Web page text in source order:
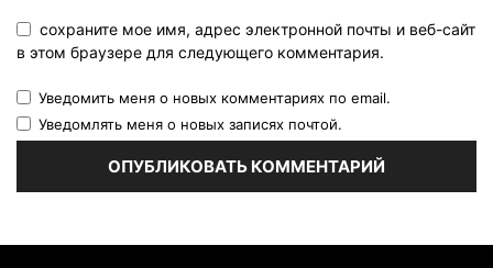
сохраните мое имя, адрес электронной почты и веб-сайт
в этом браузере для следующего комментария.
Уведомить меня о новых комментариях по email.
Уведомлять меня о новых записях почтой.